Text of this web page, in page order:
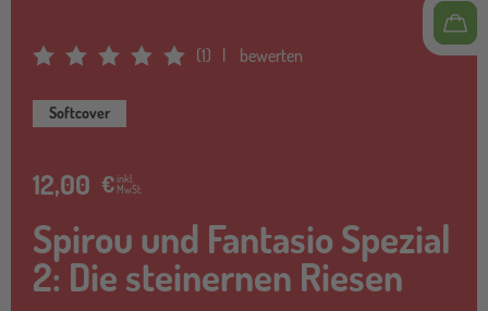
Average Rating: 5 (1) bewerten
Softcover
12,00 €inkl.
MwSt.
Spirou und Fantasio Spezial
2: Die steinernen Riesen